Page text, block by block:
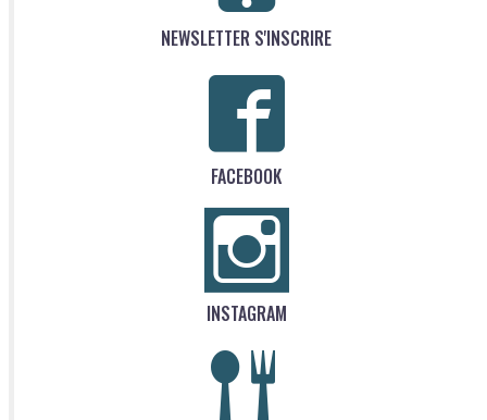
NEWSLETTER S'INSCRIRE
FACEBOOK
INSTAGRAM